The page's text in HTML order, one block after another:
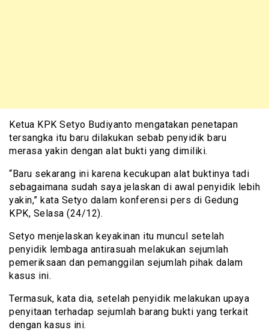
Ketua KPK Setyo Budiyanto mengatakan penetapan
tersangka itu baru dilakukan sebab penyidik baru
merasa yakin dengan alat bukti yang dimiliki.
“Baru sekarang ini karena kecukupan alat buktinya tadi
sebagaimana sudah saya jelaskan di awal penyidik lebih
yakin,” kata Setyo dalam konferensi pers di Gedung
KPK, Selasa (24/12).
Setyo menjelaskan keyakinan itu muncul setelah
penyidik lembaga antirasuah melakukan sejumlah
pemeriksaan dan pemanggilan sejumlah pihak dalam
kasus ini.
Termasuk, kata dia, setelah penyidik melakukan upaya
penyitaan terhadap sejumlah barang bukti yang terkait
dengan kasus ini.